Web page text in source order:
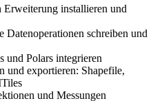
installieren und
schreiben und
und Polars integrieren
und exportieren: Shapefile,
und Messungen